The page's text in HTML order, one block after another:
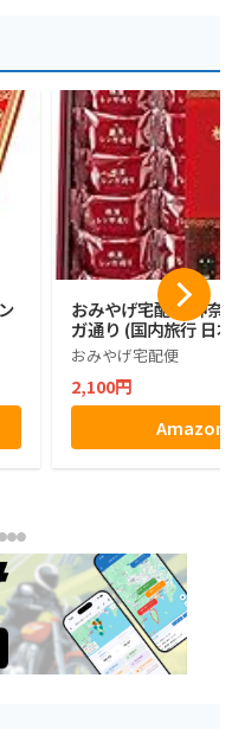
おみやげ宅配便 神奈
ガ通り (国内旅行 日
おみやげ宅配便
2,100円
Amazon